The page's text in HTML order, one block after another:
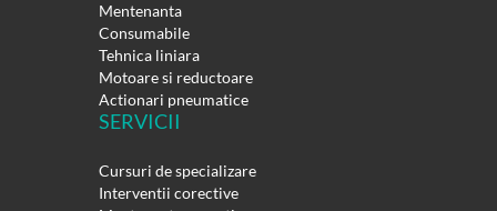
Mentenanta
Consumabile
Tehnica liniara
Motoare si reductoare
Actionari pneumatice
SERVICII
Cursuri de specializare
Interventii corective